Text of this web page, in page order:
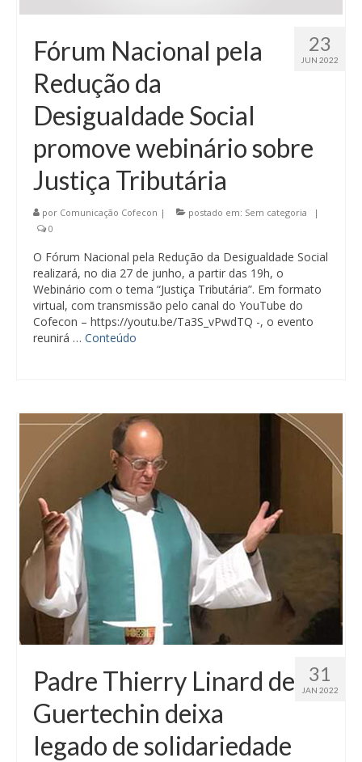
23
JUN 2022
Fórum Nacional pela
Redução da
Desigualdade Social
promove webinário sobre
Justiça Tributária
por Comunicação Cofecon | postado em: Sem categoria
|
0
O Fórum Nacional pela Redução da Desigualdade Social
realizará, no dia 27 de junho, a partir das 19h, o
Webinário com o tema “Justiça Tributária”. Em formato
virtual, com transmissão pelo canal do YouTube do
Cofecon – https://youtu.be/Ta3S_vPwdTQ -, o evento
reunirá … Conteúdo
31
JAN 2022
Padre Thierry Linard de
Guertechin deixa
legado de solidariedade